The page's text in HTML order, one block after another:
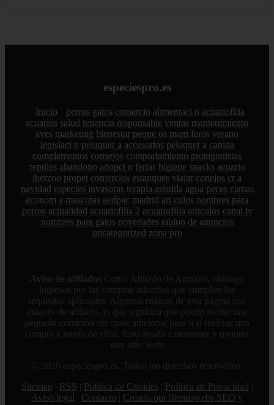
especiespro.es
Inicio perros gatos comercio alimentaci n acuariofilia
acuarios salud tenencia responsable ventas mantenimiento
aves marketing bienestar peque os mam feros verano
legislaci n peluquer a accesorios peluquer a canina
complementos consejos comportamiento protagonistas
reptiles abandono adopci n ferias higiene snacks acuario
iberzoo propet comercios estanques viajar conejos cr a
navidad especies invasoras terapia asistida agua peces camas
econom a mascotas aedpac madrid art culos nombres para
perros actualidad acuariofilia 2 acuariofilia articulos canal tv
nombres para gatos novedades tablon de anuncios
uncategorized zona pro
Aviso de afiliados Como Afiliado de Amazon, obtengo
ingresos por las compras adscritas que cumplen los
requisitos aplicables. Algunos enlaces de esta página son
enlaces de afiliado, lo que significa que puedo recibir una
pequeña comisión sin coste adicional para ti si realizas una
compra a través de ellos. Esto ayuda a mantener y mejorar
este sitio web.
© 2026 especiespro.es. Todos los derechos reservados.
Sitemap
RSS Política de Cookies Política de Privacidad
Aviso legal
Contacto
Creado por 0lemiswebs SEO y